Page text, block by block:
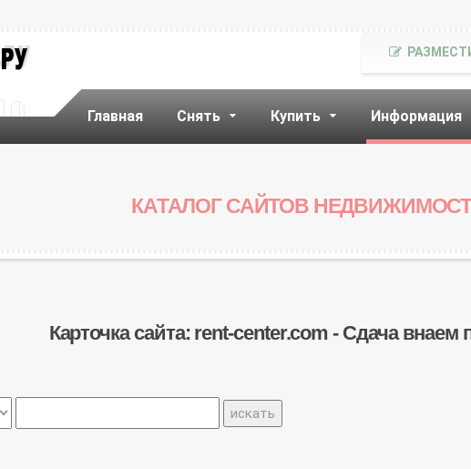
Главная Снять Купить Информация
КАТАЛОГ САЙТОВ
Карточка сайта: rent-center.com - Сдача